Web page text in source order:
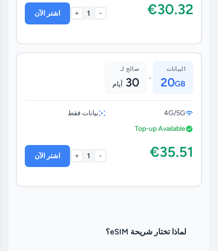
€30.32
-
1
+ اشتر الآن
البيانات
20GB
•
صالح لـ
30 أيام
4G/5G
بيانات فقط
Top-up Available
€35.51
-
1
+ اشتر الآن
لماذا تختار شريحة eSIM؟